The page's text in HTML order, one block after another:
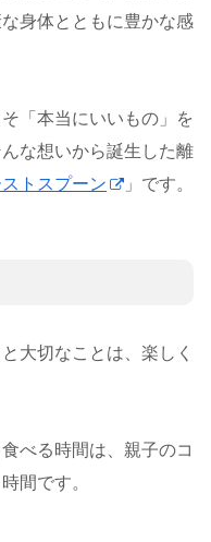
身体とともに豊かな感
「本当にいいもの」を
な想いから誕生した離
トスプーン 」です。
大切なことは、楽しく
べる時間は、親子のコ
間です。